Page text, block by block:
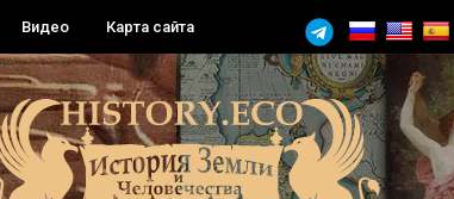
Видео Карта сайта